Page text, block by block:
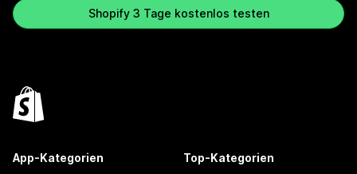
Shopify 3 Tage kostenlos testen
App-Kategorien Top-Kategorien